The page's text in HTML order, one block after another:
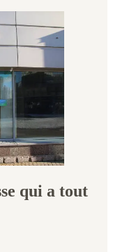
qui a tout